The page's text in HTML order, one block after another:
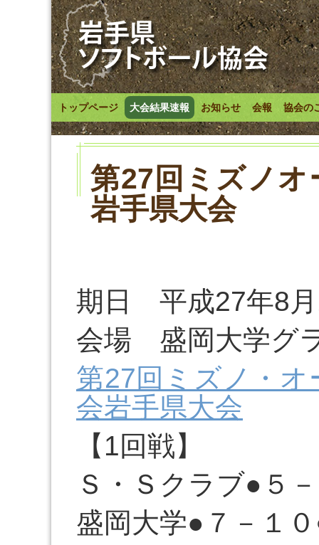
トップページ 大会結果速報 お知らせ 会報 協会の
第27回ミズノ
岩手県大会
期日 平成27年8月
会場 盛岡大学グ
第27回ミズノ・
会岩手県大会
【1回戦】
Ｓ・Ｓクラブ●５
盛岡大学●７－１